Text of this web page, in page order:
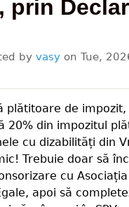
prin
by vasy on Tue,
plătitoare de impozit,
20% din impozitul
cu dizabilități din
Trebuie doar să
cu Asociația
apoi să